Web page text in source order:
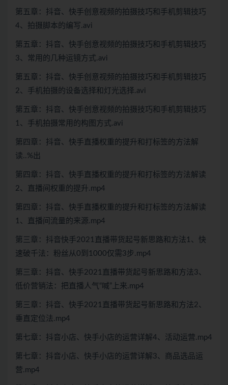
第五章：抖音、快手创意视频的拍摄技巧和手机剪辑技巧
4、拍摄脚本的编写.avi
第五章：抖音、快手创意视频的拍摄技巧和手机剪辑技巧
3、常用的几种运镜方式.avi
第五章：抖音、快手创意视频的拍摄技巧和手机剪辑技巧
2、手机拍摄的设备选择和灯光选择.avi
第五章：抖音、快手创意视频的拍摄技巧和手机剪辑技巧
1、手机拍摄常用的构图方式.avi
第四章：抖音、快手直播权重的提升和打标签的方法解
读..%出
第四章：抖音、快手直播权重的提升和打标签的方法解读
2、直播间权重的提升.mp4
第四章：抖音、快手直播权重的提升和打标签的方法解读
1、直播间流量的来源.mp4
第三章：抖音快手2021直播带货起号新思路和方法1、快
速破千法：粉丝从0到1000仅需3步.mp4
第三章：抖音、快手2021直播带货起号新思路和方法3、
低价营销法：把直播人气“喊”上来.mp4
第三章：抖音、快手2021直播带货起号新思路和方法2、
垂直定位法.mp4
第七章：抖音小店、快手小店的运营详解4、活动运营.mp4
第七章：抖音小店、快手小店的运营详解3、商品选品运
营.mp4